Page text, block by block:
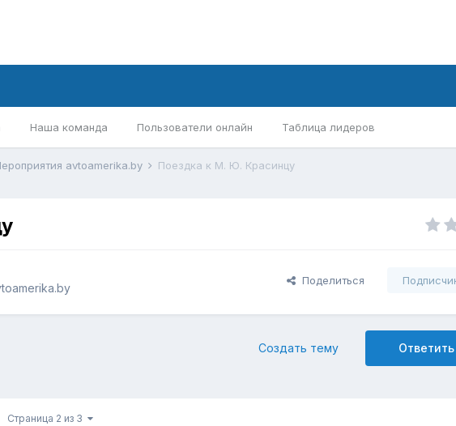
Наша команда Пользователи онлайн Таблица лидеров
avtoamerika.by Поездка к М. Ю. Красинцу
Поделиться
Создать тему
Страница 2 из 3